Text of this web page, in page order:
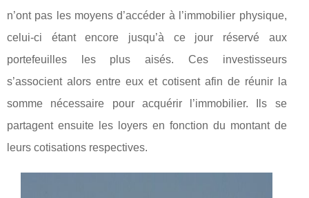
n’ont pas les moyens d’accéder à l’immobilier physique,
celui-ci étant encore jusqu’à ce jour réservé aux
portefeuilles les plus aisés. Ces investisseurs
s’associent alors entre eux et cotisent afin de réunir la
somme nécessaire pour acquérir l’immobilier. Ils se
partagent ensuite les loyers en fonction du montant de
leurs cotisations respectives.